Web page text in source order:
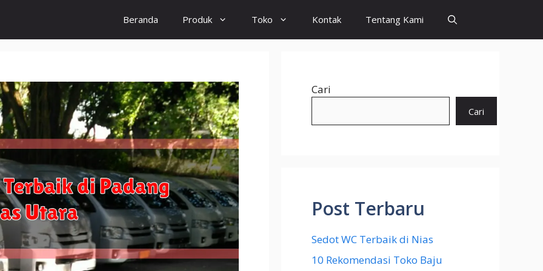
Beranda Produk Toko Kontak Tentang Kami
Cari
Cari
Post Terbaru
Sedot WC Terbaik di Nias
10 Rekomendasi Toko Baju